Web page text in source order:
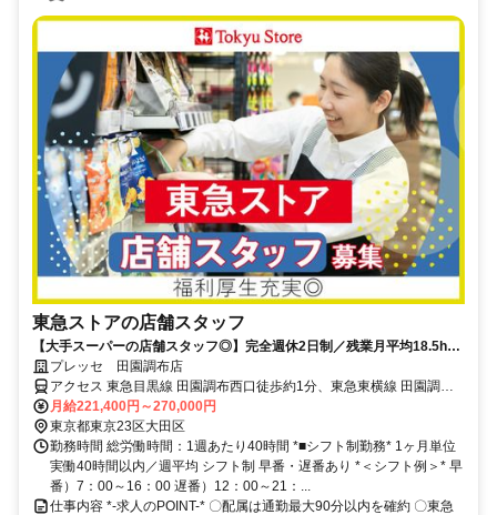
東急ストアの店舗スタッフ
【大手スーパーの店舗スタッフ◎】完全週休2日制／残業月平均18.5h／
家族も利用できる20％offの買い物割引券毎月配布中★
プレッセ 田園調布店
アクセス 東急目黒線 田園調布西口徒歩約1分、東急東横線 田園調布
西口徒歩約1分、東急東横線 多摩川東口徒歩約11分
月給221,400円～270,000円
東京都東京23区大田区
勤務時間 総労働時間：1週あたり40時間 *■シフト制勤務* 1ヶ月単位
実働40時間以内／週平均 シフト制 早番・遅番あり *＜シフト例＞* 早
番）7：00～16：00 遅番）12：00～21：...
仕事内容 *-求人のPOINT-* 〇配属は通勤最大90分以内を確約 〇東急